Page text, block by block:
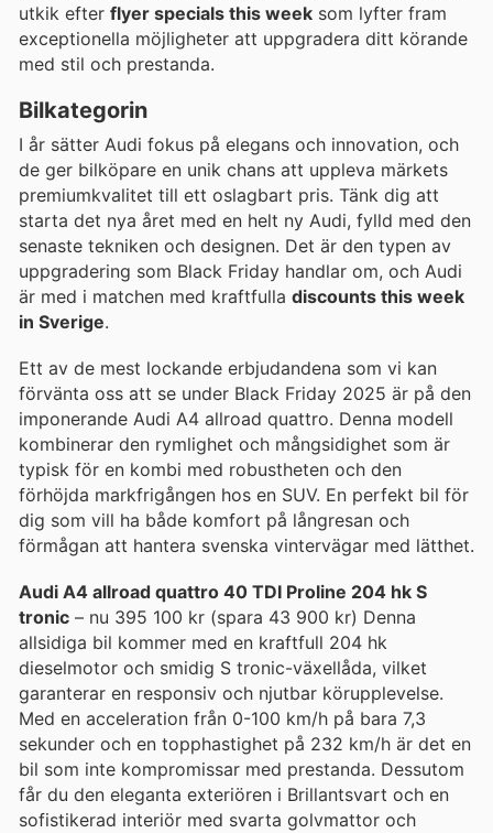
utkik efter flyer specials this week som lyfter fram
exceptionella möjligheter att uppgradera ditt körande
med stil och prestanda.
Bilkategorin
I år sätter Audi fokus på elegans och innovation, och
de ger bilköpare en unik chans att uppleva märkets
premiumkvalitet till ett oslagbart pris. Tänk dig att
starta det nya året med en helt ny Audi, fylld med den
senaste tekniken och designen. Det är den typen av
uppgradering som Black Friday handlar om, och Audi
är med i matchen med kraftfulla discounts this week
in Sverige.
Ett av de mest lockande erbjudandena som vi kan
förvänta oss att se under Black Friday 2025 är på den
imponerande Audi A4 allroad quattro. Denna modell
kombinerar den rymlighet och mångsidighet som är
typisk för en kombi med robustheten och den
förhöjda markfrigången hos en SUV. En perfekt bil för
dig som vill ha både komfort på långresan och
förmågan att hantera svenska vintervägar med lätthet.
Audi A4 allroad quattro 40 TDI Proline 204 hk S
tronic – nu 395 100 kr (spara 43 900 kr) Denna
allsidiga bil kommer med en kraftfull 204 hk
dieselmotor och smidig S tronic-växellåda, vilket
garanterar en responsiv och njutbar körupplevelse.
Med en acceleration från 0-100 km/h på bara 7,3
sekunder och en topphastighet på 232 km/h är det en
bil som inte kompromissar med prestanda. Dessutom
får du den eleganta exteriören i Brillantsvart och en
sofistikerad interiör med svarta golvmattor och